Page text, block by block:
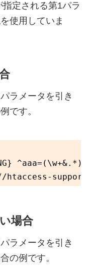
定される第1パラ
使用していま
ラメータを引き
です。
^aaa=(\w+&.*)$
場合
ラメータを引き
の例です。